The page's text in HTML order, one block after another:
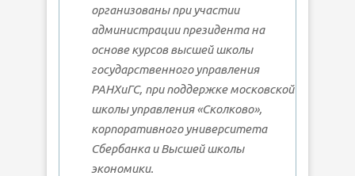
организованы при участии
администрации президента на
основе курсов высшей школы
государственного управления
РАНХиГС, при поддержке московской
школы управления «Сколково»,
корпоративного университета
Сбербанка и Высшей школы
экономики.